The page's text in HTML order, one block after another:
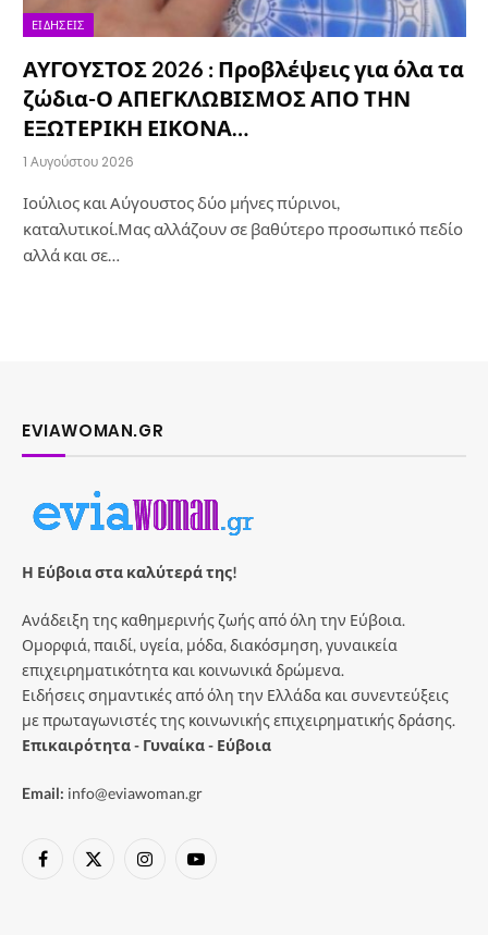
ΕΙΔΉΣΕΙΣ
ΑΥΓΟΥΣΤΟΣ 2026 : Προβλέψεις για όλα τα
ζώδια-Ο ΑΠΕΓΚΛΩΒΙΣΜΟΣ ΑΠΟ ΤΗΝ
ΕΞΩΤΕΡΙΚΗ ΕΙΚΟΝΑ…
1 Αυγούστου 2026
Ιούλιος και Αύγουστος δύο μήνες πύρινοι,
καταλυτικοί.Μας αλλάζουν σε βαθύτερο προσωπικό πεδίο
αλλά και σε…
EVIAWOMAN.GR
Η Εύβοια στα καλύτερά της!
Ανάδειξη της καθημερινής ζωής από όλη την Εύβοια.
Ομορφιά, παιδί, υγεία, μόδα, διακόσμηση, γυναικεία
επιχειρηματικότητα και κοινωνικά δρώμενα.
Ειδήσεις σημαντικές από όλη την Ελλάδα και συνεντεύξεις
με πρωταγωνιστές της κοινωνικής επιχειρηματικής δράσης.
Επικαιρότητα - Γυναίκα - Εύβοια
Email: info@eviawoman.gr
Facebook
X
InstagramYouTube